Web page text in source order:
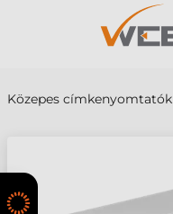
Közepes címkenyomtatók